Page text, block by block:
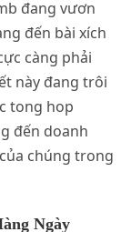
đang vươn
đến bài xích
càng phải
này đang trôi
tong hop
đến doanh
chúng trong
Ngày